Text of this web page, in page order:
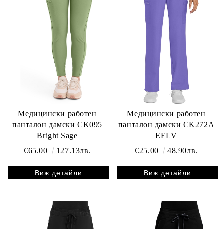
Медицински работен
панталон дамски CK095
Bright Sage
€65.00
127.13лв.
Виж детайли
Медицински работен
панталон дамски CK272A
EELV
€25.00
48.90лв.
Виж детайли